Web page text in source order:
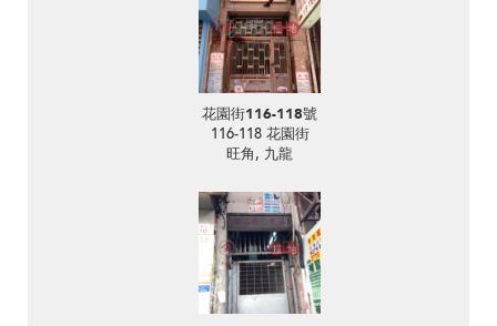
花園街116-118號
116-118 花園街
旺角, 九龍